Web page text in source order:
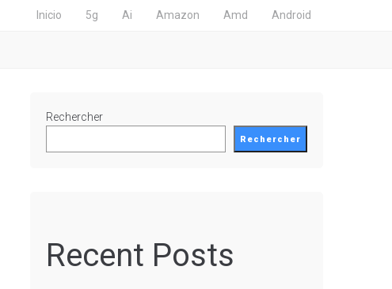
Inicio 5g Ai Amazon Amd Android
Rechercher
Rechercher
Recent Posts